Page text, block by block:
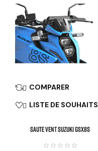
 COMPARER
 LISTE DE SOUHAITS
Saute Vent SUZUKI GSX8S